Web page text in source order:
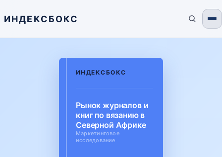
ИНДЕКСБОКС
ИНДЕКСБОКС
Рынок журналов и
книг по вязанию в
Северной Африке
Маркетинговое
исследование